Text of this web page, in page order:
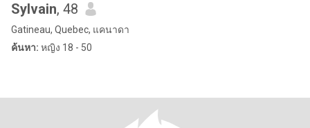
Sylvain, 48
Gatineau, Quebec, แคนาดา
ค้นหา: หญิง 18 - 50